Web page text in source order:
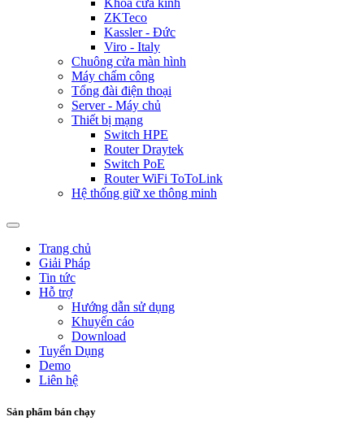
Khóa cửa kính
ZKTeco
Kassler - Đức
Viro - Italy
Chuông cửa màn hình
Máy chấm công
Tổng đài điện thoại
Server - Máy chủ
Thiết bị mạng
Switch HPE
Router Draytek
Switch PoE
Router WiFi ToToLink
Hệ thống giữ xe thông minh
Trang chủ
Giải Pháp
Tin tức
Hỗ trợ
Hướng dẫn sử dụng
Khuyến cáo
Download
Tuyển Dụng
Demo
Liên hệ
Sản phẩm bán chạy